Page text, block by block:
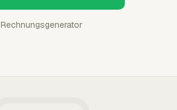
Rechnungsgenerator